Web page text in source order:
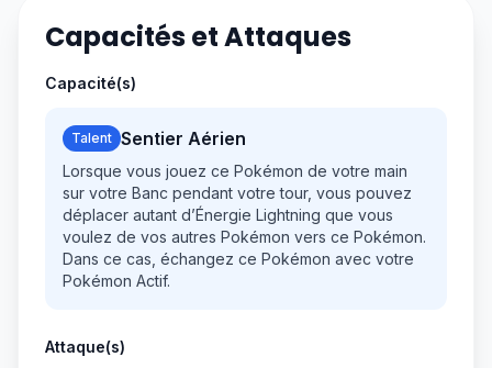
Capacités et Attaques
Capacité(s)
Talent Sentier Aérien
Lorsque vous jouez ce Pokémon de votre main
sur votre Banc pendant votre tour, vous pouvez
déplacer autant d’Énergie Lightning que vous
voulez de vos autres Pokémon vers ce Pokémon.
Dans ce cas, échangez ce Pokémon avec votre
Pokémon Actif.
Attaque(s)